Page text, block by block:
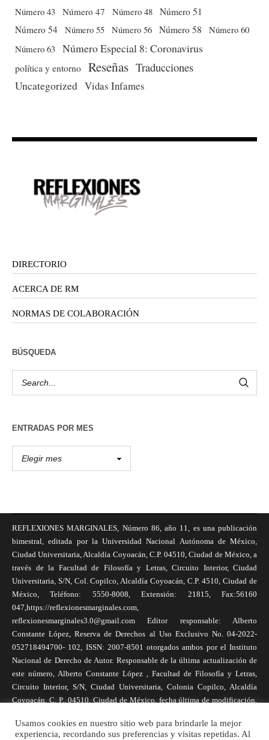
Número 43 Número 47 Número 48 Número 51
Número 54 Número 55 Número 56 Número 58
Número 60
Número 63 Número Especial 8: Coronavirus
política y entorno Reseñas Traducciones
Uncategorized Vidas Infames
DIRECTORIO
ACERCA DE RM
NORMAS DE COLABORACIÓN
BÚSQUEDA
ENTRADAS POR MES
REFLEXIONES MARGINALES, Número 86, año 11, es una publicación
bimestral, editada por la Universidad Nacional Autónoma de México,
Ciudad Universitaria, Alcaldía Coyoacán, C.P. 04510, Ciudad de México, a
través de la Facultad de Filosofía y Letras, Circuito Interior, Ciudad
Universitaria, S/N, Col. Copilco, Alcaldía Coyoacán, C.P. 4510, Ciudad de
México, Teléfono: 5550-8008, Extensión: 21815, Fax:56160
047,https://reflexionesmarginales.com,
reflexionesmarginales3.0@gmail.com Editor responsable: Alberto
Constante López, Reserva de Derechos al Uso Exclusivo No. 04-2022-
052718494700- 102, ISSN: 2007-8501 otorgados ambos por el Instituto
Nacional de Derecho de Autor. Responsable de la última actualización de
este número, Alberto Constante López , Facultad de Filosofía y Letras,
Circuito Interior, S/N, Ciudad Universitaria, Colonia Copilco, Alcaldía
Coyoacán, C. P., 04510, Ciudad de México, fecha última de modificación,
necesariamente reflejan la postura de la revista, ni de Universidad Nacional
Usamos cookies en nuestro sitio web para brindarle la mejor
experiencia, recordando sus preferencias y visitas repetidas. Al